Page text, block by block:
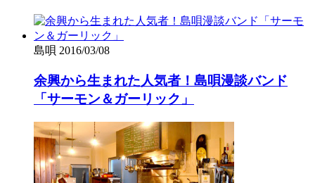
島唄 2016/03/08
余興から生まれた人気者！島唄漫談バンド
「サーモン＆ガーリック」